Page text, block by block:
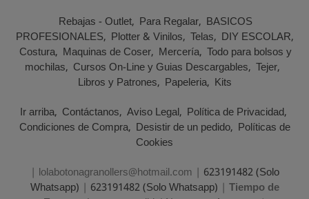
Rebajas - Outlet Para Regalar BASICOS
PROFESIONALES Plotter & Vinilos Telas DIY ESCOLAR
Costura Maquinas de Coser Mercería Todo para bolsos y
mochilas Cursos On-Line y Guias Descargables Tejer
Libros y Patrones Papeleria Kits
Ir arriba Contáctanos Aviso Legal Política de Privacidad
Condiciones de Compra Desistir de un pedido Políticas de
Cookies
| lolabotonagranollers@hotmail.com | 623191482 (Solo
Whatsapp) | 623191482 (Solo Whatsapp) | Tiempo de